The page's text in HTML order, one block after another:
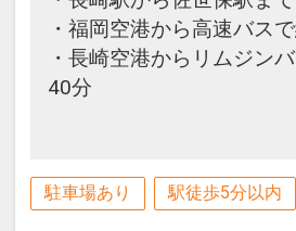
・福岡空港から高速バス
・長崎空港からリムジン
40分
駐車場あり 駅徒歩5分以内